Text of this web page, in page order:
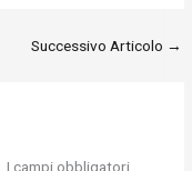
Successivo Articolo →
I campi obbligatori